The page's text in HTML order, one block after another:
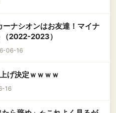
ナシオンはお友達！マイナ
2022-2023）
06-16
げ決定ｗｗｗｗ
16